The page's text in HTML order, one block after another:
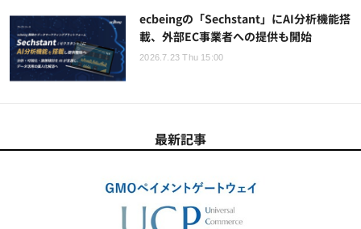
ecbeingの「Sechstant」にAI分析機能搭
載、外部EC事業者への提供も開始
2026.7.23 Thu 15:00
最新記事